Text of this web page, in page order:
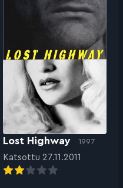
Lost Highway 1997
Katsottu 27.11.2011